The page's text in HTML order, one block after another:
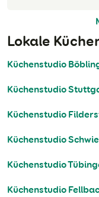
Lokale
Küchenstudio
Küchenstudio
Küchenstudio
Küchenstudio
Küchenstudio
Küchenstudio